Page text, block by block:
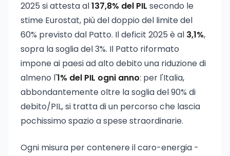
2025 si attesta al137,8% del PIL secondo le
stime Eurostat, più del doppio del limite del
60% previsto dal Patto. Il deficit 2025 è al 3,1%,
sopra la soglia del 3%. Il Patto riformato
impone ai paesi ad alto debito una riduzione di
almeno l'1% del PIL ogni anno: per l'Italia,
abbondantemente oltre la soglia del 90% di
debito/PIL, si tratta di un percorso che lascia
pochissimo spazio a spese straordinarie.
Ogni misura per contenere il caro-energia -